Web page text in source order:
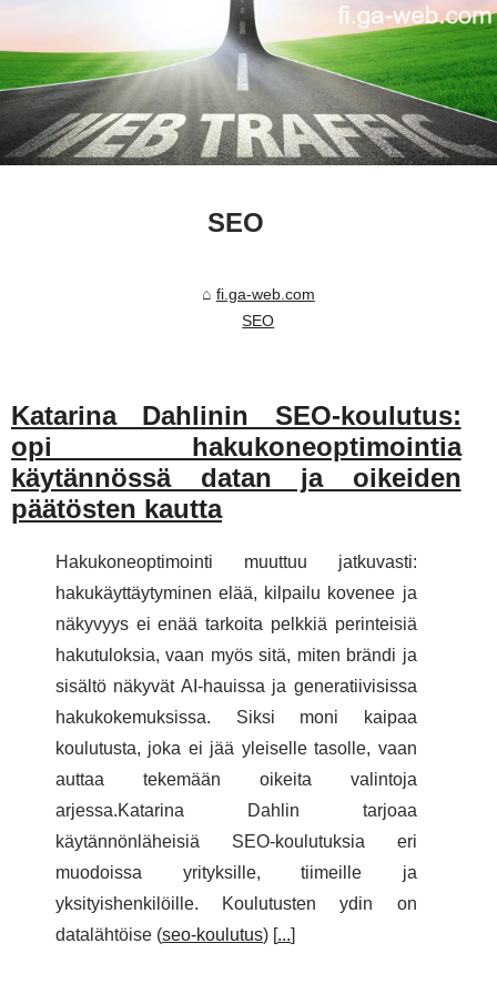
SEO
fi.ga-web.com
SEO
Katarina Dahlinin SEO-koulutus:
opi hakukoneoptimointia
käytännössä datan ja oikeiden
päätösten kautta
Hakukoneoptimointi muuttuu jatkuvasti:
hakukäyttäytyminen elää, kilpailu kovenee ja
näkyvyys ei enää tarkoita pelkkiä perinteisiä
hakutuloksia, vaan myös sitä, miten brändi ja
sisältö näkyvät AI-hauissa ja generatiivisissa
hakukokemuksissa. Siksi moni kaipaa
koulutusta, joka ei jää yleiselle tasolle, vaan
auttaa tekemään oikeita valintoja
arjessa.Katarina Dahlin tarjoaa
käytännönläheisiä SEO-koulutuksia eri
muodoissa yrityksille, tiimeille ja
yksityishenkilöille. Koulutusten ydin on
datalähtöise (seo-koulutus) [...]